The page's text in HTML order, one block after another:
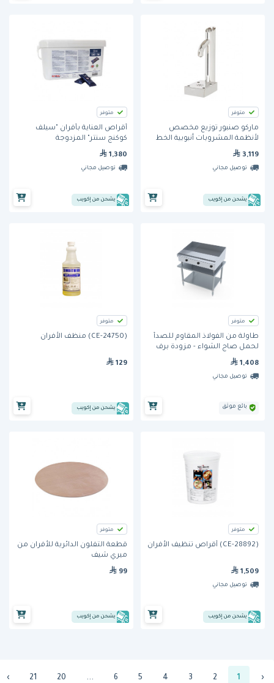
متوفر
ماركو صنبور توزيع مخصص
لأنظمة المشروبات أنبوبية الخط
للغلايات التي توضع تحت الأسطح
1000585
3,119
توصيل مجاني
يشحن من إكويب
متوفر
أقراص العناية بأفران "سيلف
كوكنج سنتر" المزدوجة
1,380
توصيل مجاني
يشحن من إكويب
متوفر
طاولة من الفولاذ المقاوم للصدأ
لحمل صاج الشواء - مزودة برف
سفلي من مِران
1,408
توصيل مجاني
بائع موثق
متوفر
(CE-24750) منظف الأفران
129
يشحن من إكويب
متوفر
(CE-28892) أقراص تنظيف الأفران
1,509
توصيل مجاني
يشحن من إكويب
متوفر
قطعة التفلون الدائرية للأفران من
ميري شيف
99
يشحن من إكويب
‹
1
2
3
4
5
6
...
20
21
›